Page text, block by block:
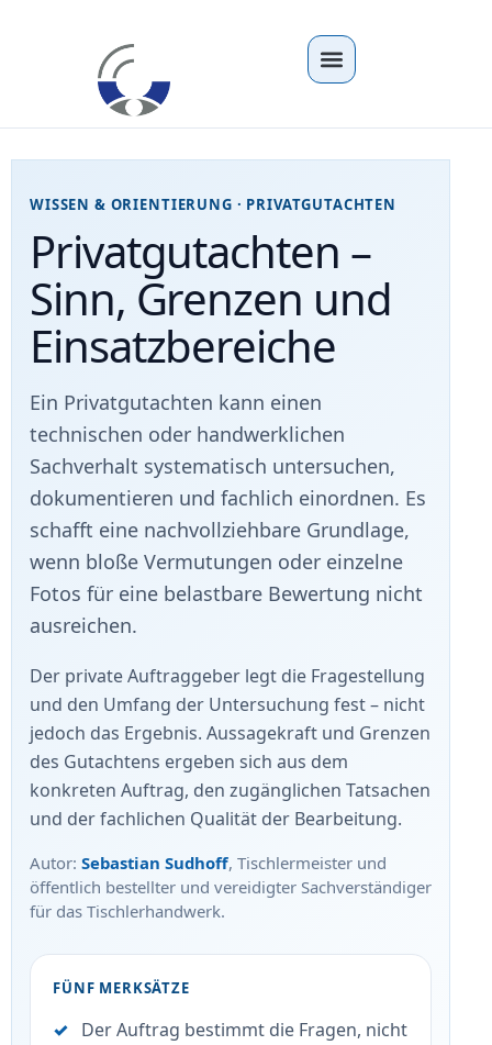
WISSEN & ORIENTIERUNG · PRIVATGUTACHTEN
Privatgutachten –
Sinn, Grenzen und
Einsatzbereiche
Ein Privatgutachten kann einen
technischen oder handwerklichen
Sachverhalt systematisch untersuchen,
dokumentieren und fachlich einordnen. Es
schafft eine nachvollziehbare Grundlage,
wenn bloße Vermutungen oder einzelne
Fotos für eine belastbare Bewertung nicht
ausreichen.
Der private Auftraggeber legt die Fragestellung
und den Umfang der Untersuchung fest – nicht
jedoch das Ergebnis. Aussagekraft und Grenzen
des Gutachtens ergeben sich aus dem
konkreten Auftrag, den zugänglichen Tatsachen
und der fachlichen Qualität der Bearbeitung.
Autor: Sebastian Sudhoff, Tischlermeister und
öffentlich bestellter und vereidigter Sachverständiger
für das Tischlerhandwerk.
FÜNF MERKSÄTZE
Der Auftrag bestimmt die Fragen, nicht